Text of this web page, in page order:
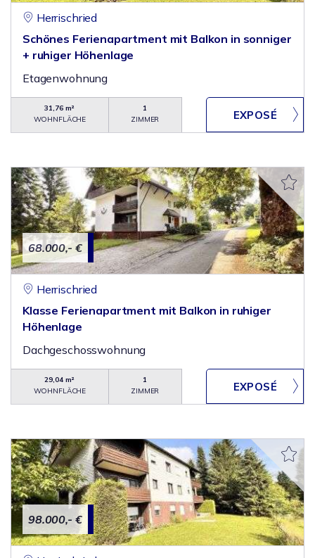
Herrischried
Schönes Ferienapartment mit Balkon in sonniger
+ ruhiger Höhenlage
Etagenwohnung
31,76 m²
WOHNFLÄCHE
1
ZIMMER
68.000,- €
Herrischried
Klasse Ferienapartment mit Balkon in ruhiger
Höhenlage
Dachgeschosswohnung
29,04 m²
WOHNFLÄCHE
1
ZIMMER
98.000,- €